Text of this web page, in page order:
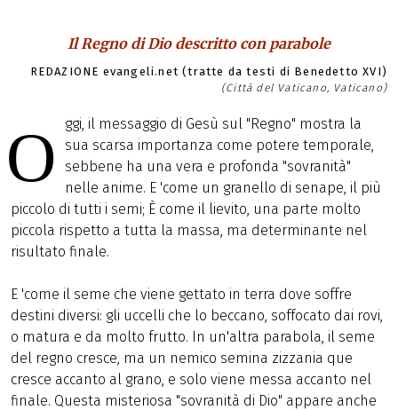
Il Regno di Dio descritto con parabole
REDAZIONE evangeli.net (tratte da testi di Benedetto XVI)
(Città del Vaticano, Vaticano)
O
ggi, il messaggio di Gesù sul "Regno" mostra la
sua scarsa importanza come potere temporale,
sebbene ha una vera e profonda "sovranità"
nelle anime. E 'come un granello di senape, il più
piccolo di tutti i semi; È come il lievito, una parte molto
piccola rispetto a tutta la massa, ma determinante nel
risultato finale.
E 'come il seme che viene gettato in terra dove soffre
destini diversi: gli uccelli che lo beccano, soffocato dai rovi,
o matura e da molto frutto. In un'altra parabola, il seme
del regno cresce, ma un nemico semina zizzania que
cresce accanto al grano, e solo viene messa accanto nel
finale. Questa misteriosa "sovranità di Dio" appare anche